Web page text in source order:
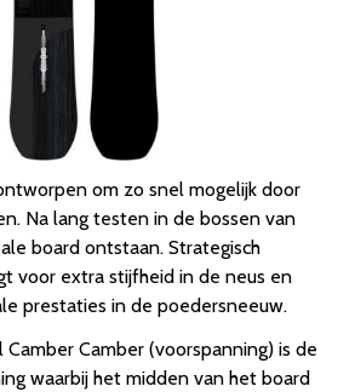
om zo snel mogelijk door
Na lang testen in de bossen van
board ontstaan. Strategisch
voor extra stijfheid in de neus en
prestaties in de poedersneeuw.
Camber (voorspanning) is de
waarbij het midden van het board